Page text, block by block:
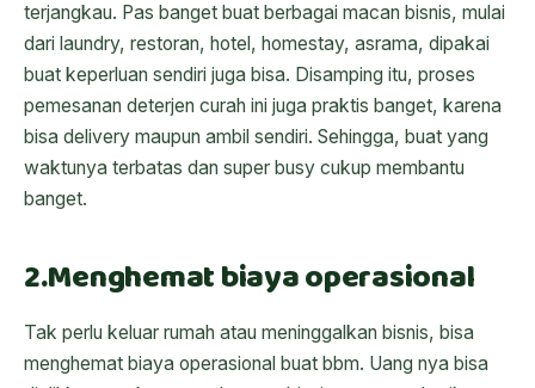
terjangkau. Pas banget buat berbagai macan bisnis, mulai
dari laundry, restoran, hotel, homestay, asrama, dipakai
buat keperluan sendiri juga bisa. Disamping itu, proses
pemesanan deterjen curah ini juga praktis banget, karena
bisa delivery maupun ambil sendiri. Sehingga, buat yang
waktunya terbatas dan super busy cukup membantu
banget.
2.Menghemat biaya operasional
Tak perlu keluar rumah atau meninggalkan bisnis, bisa
menghemat biaya operasional buat bbm. Uang nya bisa